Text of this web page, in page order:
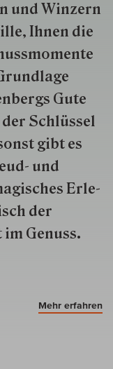
und Win­zern
Ihnen die
Gute
Schlüs­sel
gibt es
und
Er­le­
der
Genuss.
Mehr erfahren